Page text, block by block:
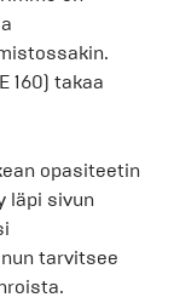
160) takaa
opasiteetin
läpi sivun
tarvitsee